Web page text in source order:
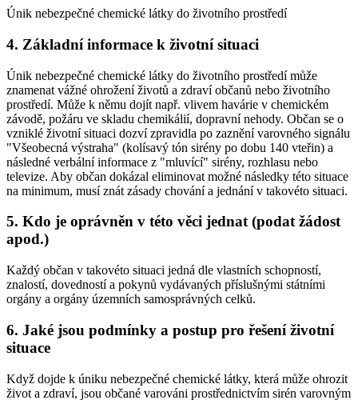
Únik nebezpečné chemické látky do životního prostředí
4. Základní informace k životní situaci
Únik nebezpečné chemické látky do životního prostředí může
znamenat vážné ohrožení životů a zdraví občanů nebo životního
prostředí. Může k němu dojít např. vlivem havárie v chemickém
závodě, požáru ve skladu chemikálií, dopravní nehody. Občan se o
vzniklé životní situaci dozví zpravidla po zaznění varovného signálu
"Všeobecná výstraha" (kolísavý tón sirény po dobu 140 vteřin) a
následné verbální informace z "mluvící" sirény, rozhlasu nebo
televize. Aby občan dokázal eliminovat možné následky této situace
na minimum, musí znát zásady chování a jednání v takovéto situaci.
5. Kdo je oprávněn v této věci jednat (podat žádost
apod.)
Každý občan v takovéto situaci jedná dle vlastních schopností,
znalostí, dovedností a pokynů vydávaných příslušnými státními
orgány a orgány územních samosprávných celků.
6. Jaké jsou podmínky a postup pro řešení životní
situace
Když dojde k úniku nebezpečné chemické látky, která může ohrozit
život a zdraví, jsou občané varováni prostřednictvím sirén varovným